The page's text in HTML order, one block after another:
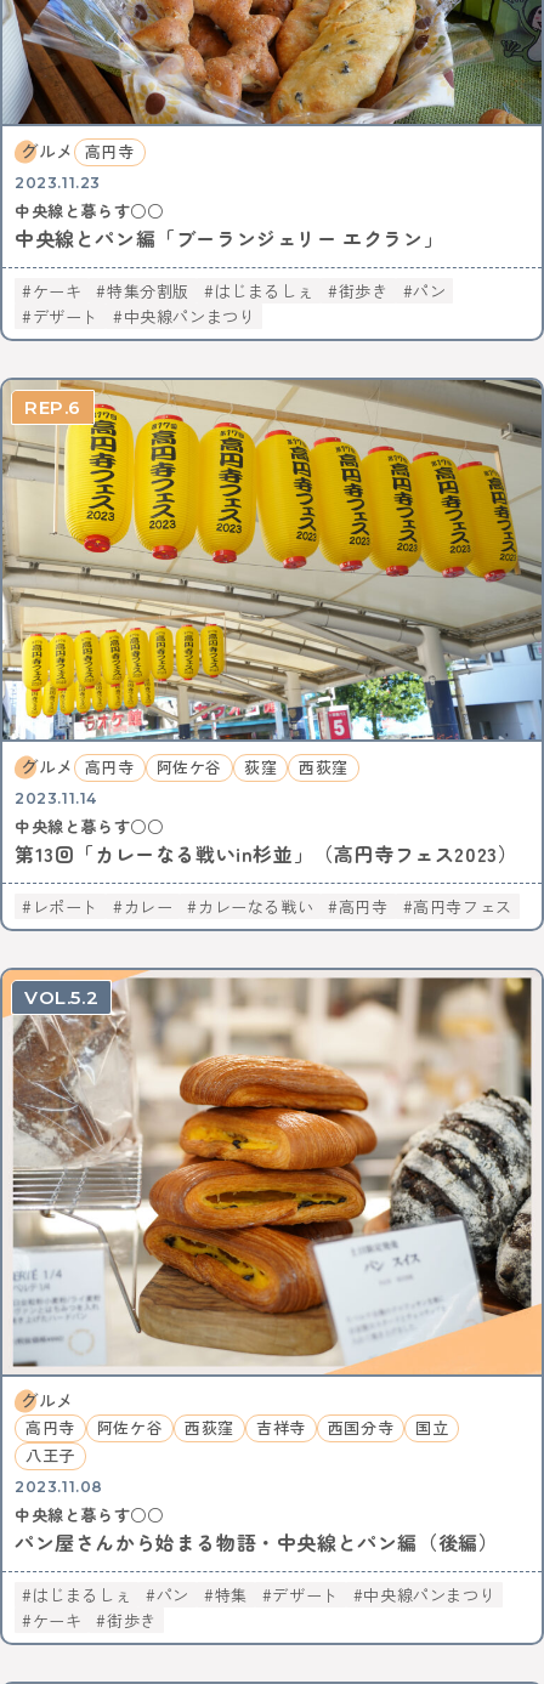
グルメ 高円寺
2023.11.23
中央線と暮らす○○
中央線とパン編「ブーランジェリー エクラン」
ケーキ 特集分割版 はじまるしぇ 街歩き
パン
デザート
中央線パンまつり
6
グルメ 高円寺 阿佐ケ谷 荻窪 西荻窪
2023.11.14
中央線と暮らす○○
第13回「カレーなる戦いin杉並」（高円寺フェス2023）
レポート カレー カレーなる戦い 高円寺 高円寺フェス
5.2
グルメ
高円寺 阿佐ケ谷 西荻窪 吉祥寺 西国分寺
国立
八王子
2023.11.08
中央線と暮らす○○
パン屋さんから始まる物語・中央線とパン編（後編）
はじまるしぇ パン 特集 デザート
中央線パンまつり
ケーキ
街歩き